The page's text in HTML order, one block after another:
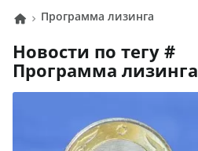
Программа лизинга
Новости по тегу #
Программа лизинга